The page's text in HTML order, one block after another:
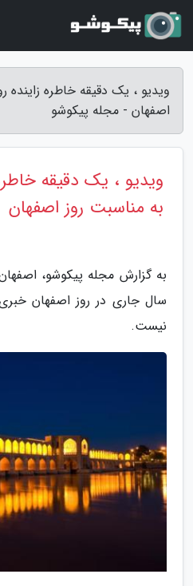
ویدیو ، یک دقیقه خاطره زاینده
اصفهان - مجله پیکوشو
ویدیو ، یک دقیقه
به مناسبت روز اصفهان
به گزارش مجله پیکوشو،
سال جاری در روز اصفهان
نیست.